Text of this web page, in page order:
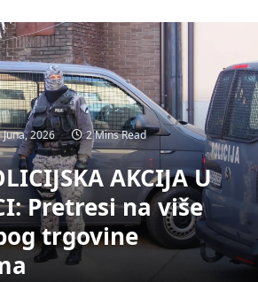
Juna, 2026 2 Mins Read
AKCIJA U
Pretresi na više
trgovine